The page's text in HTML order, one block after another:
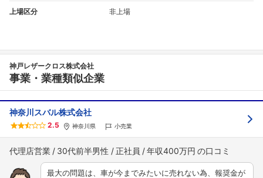
上場区分 非上場
神戸レザークロス株式会社
事業・業種類似企業
神奈川スバル株式会社
2.5 神奈川県 小売業
代理店営業 30代前半男性 正社員 年収400万円
最大の問題は、車が今までみたいに売れない為、報奨金が